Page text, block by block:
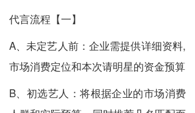
代言流程【一】
A、未定艺人前：企业需提供详细资料,
市场消费定位和本次请明星的资金预算
B、初选艺人：将根据企业的市场消费